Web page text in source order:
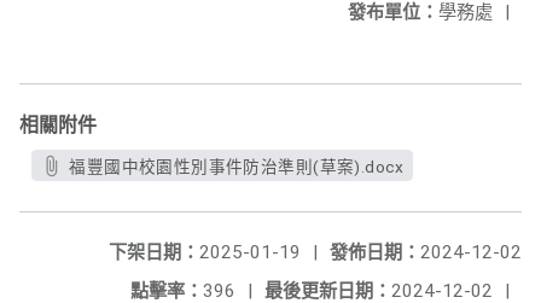
發布單位： 學務處 |
相關附件
福豐國中校園性別事件防治準則(草案).docx
發佈日期： 2024-12-02
下架日期： 2025-01-19
|
最後更新日期： 2024-12-02 |
點擊率： 396 |